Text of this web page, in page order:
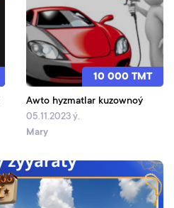
10 000 TMT
Awto hyzmatlar kuzownoý
05.11.2023 ý.
Mary